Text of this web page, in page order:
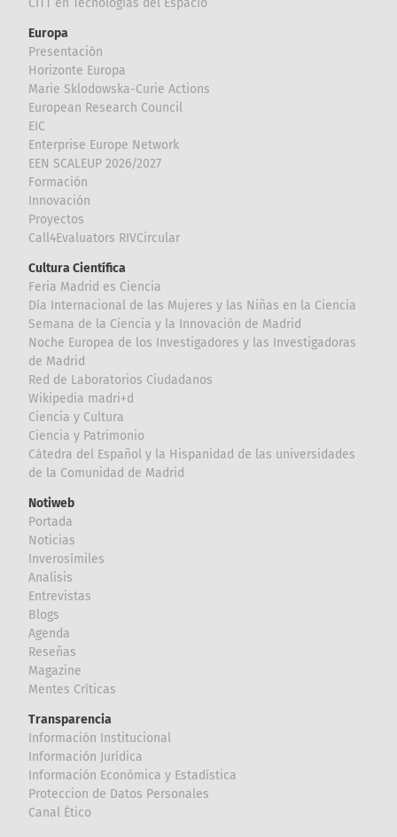
Europa
Presentación
Horizonte Europa
Marie Sklodowska-Curie Actions
European Research Council
EIC
Enterprise Europe Network
EEN SCALEUP 2026/2027
Formación
Innovación
Proyectos
Call4Evaluators RIVCircular
Cultura Científica
Feria Madrid es Ciencia
Día Internacional de las Mujeres y las Niñas en la Ciencia
Semana de la Ciencia y la Innovación de Madrid
Noche Europea de los Investigadores y las Investigadoras
de Madrid
Red de Laboratorios Ciudadanos
Wikipedia madri+d
Ciencia y Cultura
Ciencia y Patrimonio
Cátedra del Español y la Hispanidad de las universidades
de la Comunidad de Madrid
Notiweb
Portada
Noticias
Inverosímiles
Analisis
Entrevistas
Blogs
Agenda
Reseñas
Magazine
Mentes Críticas
Transparencia
Información Institucional
Información Jurídica
Información Económica y Estadística
Proteccion de Datos Personales
Canal Ético